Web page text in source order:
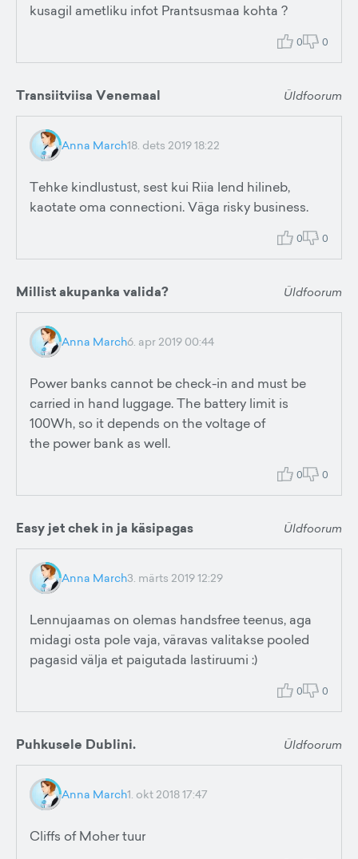
kusagil ametliku infot Prantsusmaa kohta ?
0 0
Transiitviisa Venemaal Üldfoorum
Anna March18. dets 2019 18:22
Tehke kindlustust, sest kui Riia lend hilineb,
kaotate oma connectioni. Väga risky business.
0 0
Millist akupanka valida? Üldfoorum
Anna March6. apr 2019 00:44
Power banks cannot be check-in and must be
carried in hand luggage. The battery limit is
100Wh, so it depends on the voltage of
the power bank as well.
0 0
Easy jet chek in ja käsipagas Üldfoorum
Anna March3. märts 2019 12:29
Lennujaamas on olemas handsfree teenus, aga
midagi osta pole vaja, väravas valitakse pooled
pagasid välja et paigutada lastiruumi :)
0 0
Puhkusele Dublini. Üldfoorum
Anna March1. okt 2018 17:47
Cliffs of Moher tuur